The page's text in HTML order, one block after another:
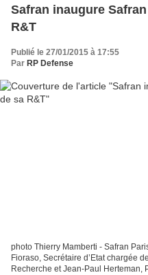
Safran inaugure
R&T
Publié le 27/01/2015 à 17:55
Par RP Defense
photo Thierry Mamberti - Safran
Fioraso, Secrétaire d’Etat chargée
Recherche et Jean-Paul Herteman,